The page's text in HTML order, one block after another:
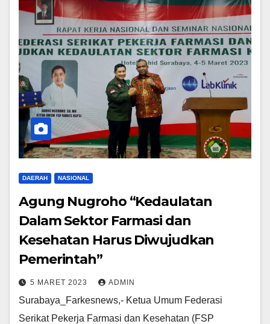
DAERAH NASIONAL
Agung Nugroho “Kedaulatan
Dalam Sektor Farmasi dan
Kesehatan Harus Diwujudkan
Pemerintah”
5 MARET 2023 ADMIN
Surabaya_Farkesnews,- Ketua Umum Federasi
Serikat Pekerja Farmasi dan Kesehatan (FSP